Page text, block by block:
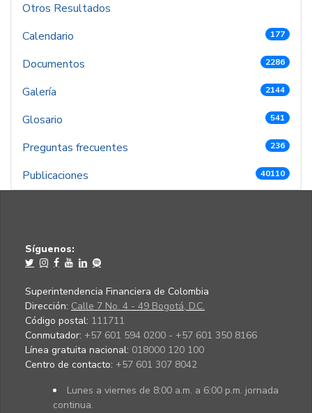
Otros Resultados
Calendario
177
Documentos 2286
Galería 2144
Glosario 541
Preguntas frecuentes 236
Publicaciones 40110
Síguenos:
Superintendencia Financiera de Colombia
Dirección: Calle 7 No. 4 - 49 Bogotá, D.C.
Código postal: 111711
Conmutador: +57 601 594 0200 - +57 601 350 8166
Línea gratuita nacional: 018000 120 100
Centro de contacto: +57 601 307 8042
Lunes a viernes de 8:00 a.m. a 6:00 p.m. jornada
continua.